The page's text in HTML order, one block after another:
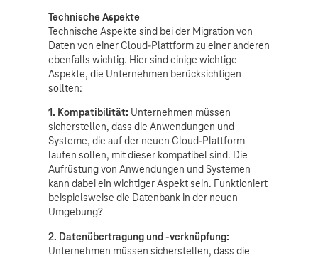
Technische Aspekte
Technische Aspekte sind bei der Migration von
Daten von einer Cloud-Plattform zu einer anderen
ebenfalls wichtig. Hier sind einige wichtige
Aspekte, die Unternehmen berücksichtigen
sollten:
1. Kompatibilität: Unternehmen müssen
sicherstellen, dass die Anwendungen und
Systeme, die auf der neuen Cloud-Plattform
laufen sollen, mit dieser kompatibel sind. Die
Aufrüstung von Anwendungen und Systemen
kann dabei ein wichtiger Aspekt sein. Funktioniert
beispielsweise die Datenbank in der neuen
Umgebung?
2. Datenübertragung und -verknüpfung:
Unternehmen müssen sicherstellen, dass die